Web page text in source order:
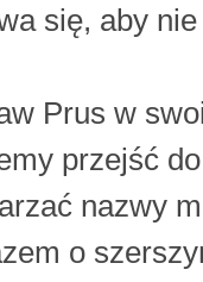
się, aby
Prus w
przejść
nazwy
o